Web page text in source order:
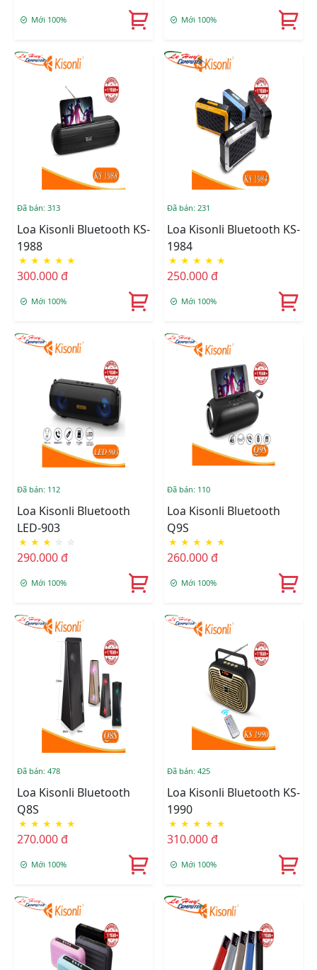
Mới 100% Mới 100%
Đã bán: 313
Loa Kisonli Bluetooth KS-
1988
★ ★ ★ ★ ★
300.000 đ
Mới 100%
Đã bán: 231
Loa Kisonli Bluetooth KS-
1984
★ ★ ★ ★ ★
250.000 đ
Mới 100%
Đã bán: 112
Loa Kisonli Bluetooth
LED-903
★ ★ ★ ☆ ☆
290.000 đ
Mới 100%
Đã bán: 110
Loa Kisonli Bluetooth
Q9S
★ ★ ★ ★ ★
260.000 đ
Mới 100%
Đã bán: 478
Loa Kisonli Bluetooth
Q8S
★ ★ ★ ★ ★
270.000 đ
Mới 100%
Đã bán: 425
Loa Kisonli Bluetooth KS-
1990
★ ★ ★ ★ ★
310.000 đ
Mới 100%